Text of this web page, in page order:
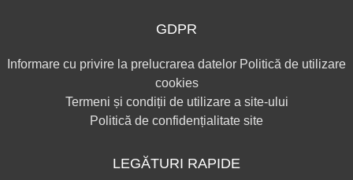
GDPR
Informare cu privire la prelucrarea datelor Politică de utilizare
cookies
Termeni și condiții de utilizare a site-ului
Politică de confidențialitate site
LEGĂTURI RAPIDE